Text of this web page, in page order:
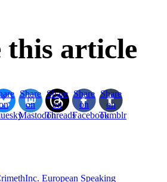
this article
Share
on
Mastodon
Share
on
Threads
Share
on
Facebook
Share
on
Tumblr
European Speaking